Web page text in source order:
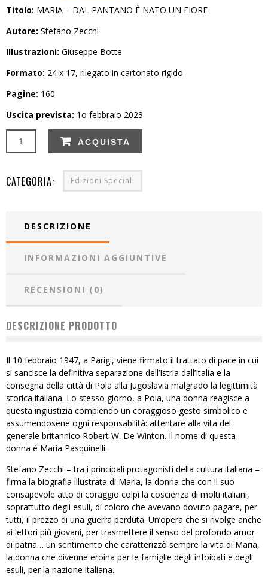
Titolo: MARIA – DAL PANTANO È NATO UN FIORE
Autore: Stefano Zecchi
Illustrazioni: Giuseppe Botte
Formato: 24 x 17, rilegato in cartonato rigido
Pagine: 160
Uscita prevista: 1o febbraio 2023
ACQUISTA
CATEGORIA: Edizioni Speciali
DESCRIZIONE
INFORMAZIONI AGGIUNTIVE
RECENSIONI (0)
DESCRIZIONE PRODOTTO
Il 10 febbraio 1947, a Parigi, viene firmato il trattato di pace in cui
si sancisce la definitiva separazione dell’Istria dall’Italia e la
consegna della città di Pola alla Jugoslavia malgrado la legittimità
storica italiana. Lo stesso giorno, a Pola, una donna reagisce a
questa ingiustizia compiendo un coraggioso gesto simbolico e
assumendosene ogni responsabilità: attentare alla vita del
generale britannico Robert W. De Winton. Il nome di questa
donna è Maria Pasquinelli.
Stefano Zecchi – tra i principali protagonisti della cultura italiana –
firma la biografia illustrata di Maria, la donna che con il suo
consapevole atto di coraggio colpì la coscienza di molti italiani,
soprattutto degli esuli, di coloro che avevano dovuto pagare, per
tutti, il prezzo di una guerra perduta. Un’opera che si rivolge anche
ai lettori più giovani, per trasmettere il senso del profondo amor
di patria… un sentimento che caratterizzò sempre la vita di Maria,
la donna che divenne eroina per le famiglie degli infoibati e degli
esuli, per la nazione italiana.